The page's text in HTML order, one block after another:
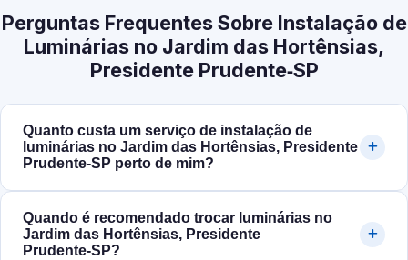
Perguntas Frequentes Sobre Instalação de
Luminárias no Jardim das Hortênsias,
Presidente Prudente‑SP
Quanto custa um serviço de instalação de
luminárias no Jardim das Hortênsias, Presidente
Prudente‑SP perto de mim?
Quando é recomendado trocar luminárias no
Jardim das Hortênsias, Presidente
Prudente‑SP?